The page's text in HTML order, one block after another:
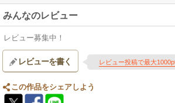
みんなのレビュー
レビュー募集中！
レビューを書く レビュー投稿で最大
この作品をシェアしよう